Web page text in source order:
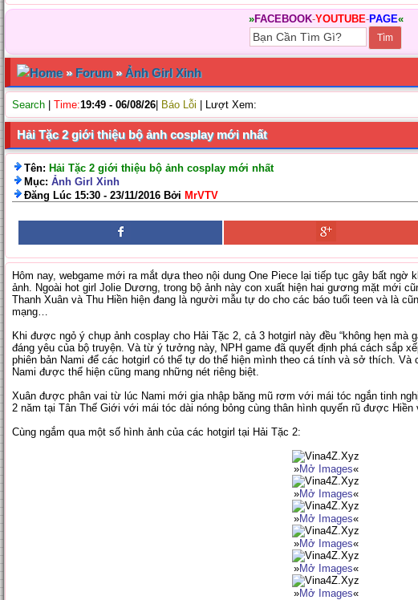
»FACEBOOK-YOUTUBE-PAGE«
Home» Forum»Ảnh Girl Xinh
Search Time:19:49 - 06/08/26 Báo Lỗi | Lượt Xem:
Hải Tặc 2 giới thiệu bộ ảnh cosplay mới nhất
Tên: Hải Tặc 2 giới thiệu bộ ảnh cosplay mới nhất
Mục: Ảnh Girl Xinh
Đăng Lúc 15:30 - 23/11/2016 Bởi MrVTV
Hôm nay, webgame mới ra mắt dựa theo nội dung One Piece lại tiếp tục gây bất
ảnh. Ngoài hot girl Jolie Dương, trong bộ ảnh này con xuất hiện hai gương mặt mới
Thanh Xuân và Thu Hiền hiện đang là người mẫu tự do cho các báo tuổi teen và là
mạng…
Khi được ngỏ ý chụp ảnh cosplay cho Hải Tặc 2, cả 3 hotgirl này đều “không hẹn mà
đáng yêu của bộ truyện. Và từ ý tưởng này, NPH game đã quyết định phá cách sắp
phiên bản Nami để các hotgirl có thể tự do thể hiện mình theo cá tính và sở thích. Và
Nami được thể hiện cũng mang những nét riêng biệt.
Xuân được phân vai từ lúc Nami mới gia nhập băng mũ rơm với mái tóc ngắn tinh
2 năm tại Tân Thế Giới với mái tóc dài nóng bỏng cùng thân hình quyến rũ được
Cùng ngắm qua một số hình ảnh của các hotgirl tại Hải Tặc 2:
»Mở Images«
»Mở Images«
»Mở Images«
»Mở Images«
»Mở Images«
»Mở Images«